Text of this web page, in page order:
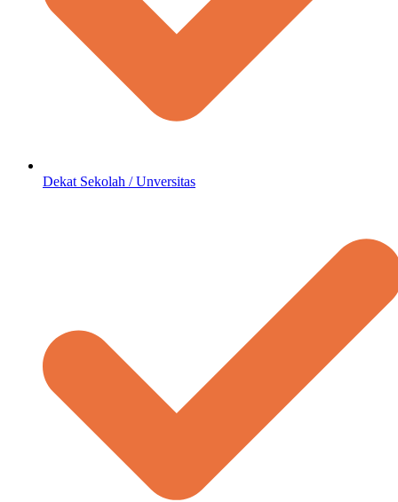
Dekat Sekolah / Unversitas